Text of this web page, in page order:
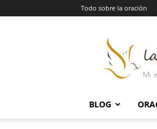
Todo sobre la oración
BLOG